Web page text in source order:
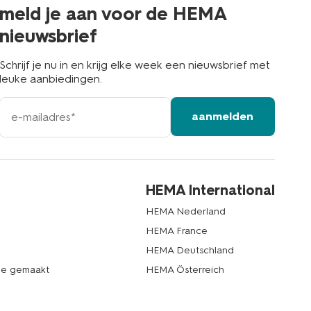
meld je aan voor de HEMA
nieuwsbrief
Schrijf je nu in en krijg elke week een nieuwsbrief met
leuke aanbiedingen.
e-
mailadres
aanmelden
gemaakt
HEMA International
HEMA Nederland
HEMA France
HEMA Deutschland
HEMA Österreich